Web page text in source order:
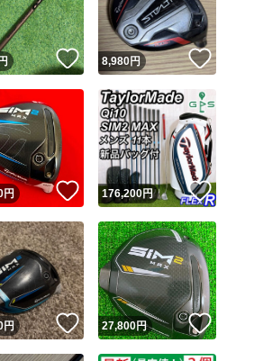
ユーザーの実績につ
マが定めた一定の基準を満たしたユーザー
品者
引出品者 Yahoo!フリマの基準をクリア
この商品の情報をコピ
画像の無断転載は禁止されています
円 いいね！
8,980円 いいね
円 いいね！
176,200円 いいね
円 いいね！
27,800円 いいね